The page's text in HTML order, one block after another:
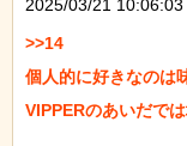
2025/03/21
>>14
個人的に好きなのは
VIPPERのあいだで